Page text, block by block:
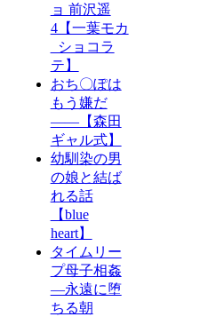
ョ 前沢遥
4【一葉モカ
_ショコラ
テ】
おち〇ぽは
もう嫌だ
――【森田
ギャル式】
幼馴染の男
の娘と結ば
れる話
【blue
heart】
タイムリー
プ母子相姦
―永遠に堕
ちる朝